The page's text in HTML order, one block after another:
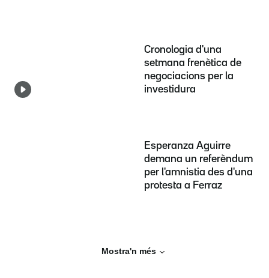
Cronologia d'una
setmana frenètica de
negociacions per la
investidura
Esperanza Aguirre
demana un referèndum
per l'amnistia des d'una
protesta a Ferraz
Mostra'n més